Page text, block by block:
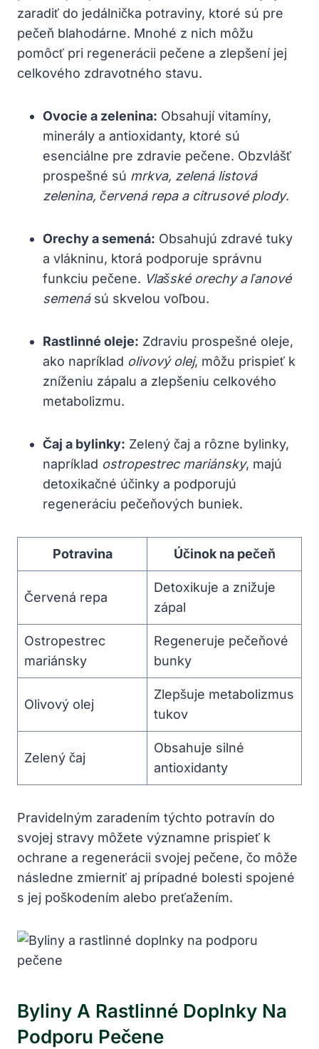
zaradiť do jedálnička potraviny, ktoré sú pre
pečeň blahodárne. Mnohé z nich môžu
pomôcť pri regenerácii pečene a zlepšení jej
celkového zdravotného stavu.
Ovocie a zelenina: Obsahují vitamíny,
minerály a antioxidanty, ktoré sú
esenciálne pre zdravie pečene. Obzvlášť
prospešné sú mrkva, zelená listová
zelenina, červená repa a citrusové plody.
Orechy a semená: Obsahujú zdravé tuky
a vlákninu, ktorá podporuje správnu
funkciu pečene. Vlašské orechy a ľanové
semenású skvelou voľbou.
Rastlinné oleje: Zdraviu prospešné oleje,
ako napríklad olivový olej, môžu prispieť k
zníženiu zápalu a zlepšeniu celkového
metabolizmu.
Čaj a bylinky: Zelený čaj a rôzne bylinky,
napríklad ostropestrec mariánsky, majú
detoxikačné účinky a podporujú
regeneráciu pečeňových buniek.
Potravina Účinok na pečeň
Červená repa
Detoxikuje a znižuje
zápal
Ostropestrec
mariánsky
Regeneruje pečeňové
bunky
Olivový olej
Zlepšuje metabolizmus
tukov
Zelený čaj
Obsahuje silné
antioxidanty
Pravidelným zaradením týchto potravín do
svojej stravy môžete významne prispieť k
ochrane a regenerácii svojej pečene, čo môže
následne zmierniť aj prípadné bolesti spojené
s jej poškodením alebo preťažením.
Byliny A Rastlinné Doplnky Na
Podporu Pečene